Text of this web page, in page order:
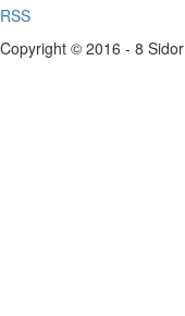
RSS
Copyright © 2016 - 8 Sidor